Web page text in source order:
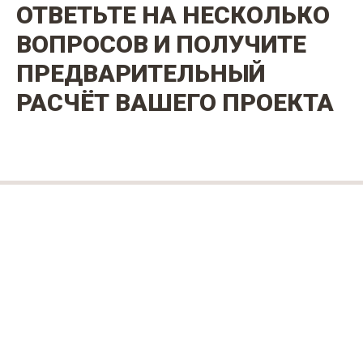
ОТВЕТЬТЕ НА НЕСКОЛЬКО
ВОПРОСОВ И ПОЛУЧИТЕ
ПРЕДВАРИТЕЛЬНЫЙ
РАСЧЁТ ВАШЕГО ПРОЕКТА